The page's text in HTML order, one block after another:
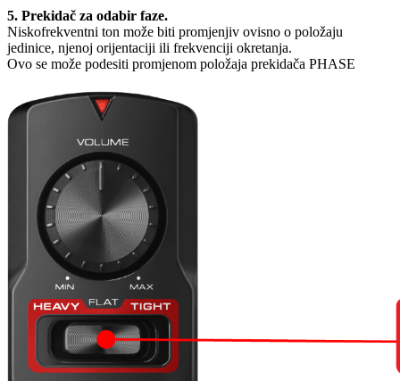
5. Prekidač za odabir faze.
Niskofrekventni ton može biti promjenjiv ovisno o položaju
jedinice, njenoj orijentaciji ili frekvenciji okretanja.
Ovo se može podesiti promjenom položaja prekidača PHASE